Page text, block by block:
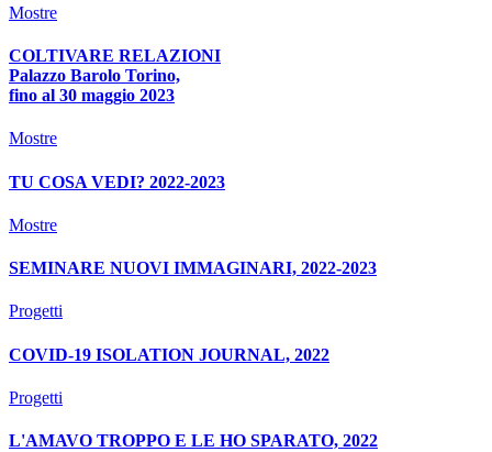
Mostre
COLTIVARE RELAZIONI
Palazzo Barolo Torino,
fino al 30 maggio 2023
Mostre
TU COSA VEDI? 2022-2023
Mostre
SEMINARE NUOVI IMMAGINARI, 2022-2023
Progetti
COVID-19 ISOLATION JOURNAL, 2022
Progetti
L'AMAVO TROPPO E LE HO SPARATO, 2022